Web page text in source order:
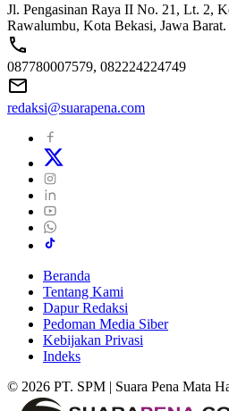
Jl. Pengasinan Raya II No. 21, Lt. 2,
Rawalumbu, Kota Bekasi, Jawa
087780007579, 082224224749
redaksi@suarapena.com
Beranda
Tentang Kami
Dapur Redaksi
Pedoman Media Siber
Kebijakan Privasi
Indeks
© 2026 PT. SPM | Suara Pena Mata